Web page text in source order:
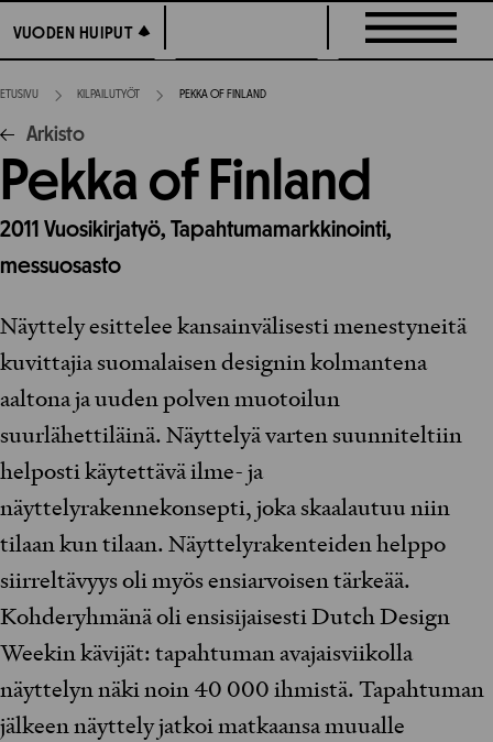
suoraan
sisältöön
VUODEN HUIPUT
VUODEN HUIPUT
ETUSIVU KILPAILUTYÖT PEKKA OF FINLAND
Arkisto
Pekka of Finland
2011 Vuosikirjatyö, Tapahtumamarkkinointi,
messuosasto
Näyttely esittelee kansainvälisesti menestyneitä
kuvittajia suomalaisen designin kolmantena
aaltona ja uuden polven muotoilun
suurlähettiläinä. Näyttelyä varten suunniteltiin
helposti käytettävä ilme- ja
näyttelyrakennekonsepti, joka skaalautuu niin
tilaan kun tilaan. Näyttelyrakenteiden helppo
siirreltävyys oli myös ensiarvoisen tärkeää.
Kohderyhmänä oli ensisijaisesti Dutch Design
Weekin kävijät: tapahtuman avajaisviikolla
näyttelyn näki noin 40 000 ihmistä. Tapahtuman
jälkeen näyttely jatkoi matkaansa muualle